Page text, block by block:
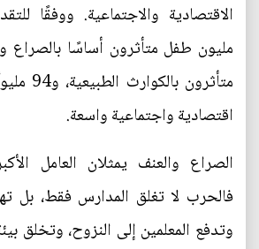
اقتصادية واجتماعية واسعة.
الصراع والعنف يمثلان العامل
فالحرب لا تغلق المدارس فقط، بل
وتدفع المعلمين إلى النزوح، وتخلق